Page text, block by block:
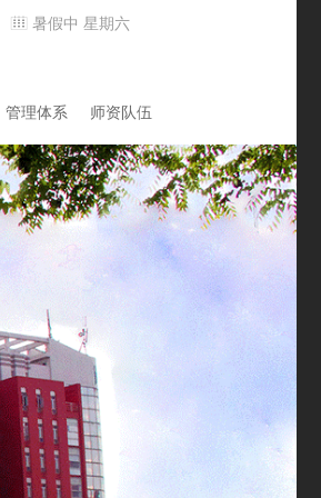
暑假中 星期六
管理体系 师资队伍